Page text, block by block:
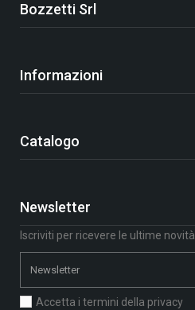
Bozzetti Srl
Informazioni
Catalogo
Newsletter
Iscriviti per ricevere le ultime novità
Accetta i termini della privacy